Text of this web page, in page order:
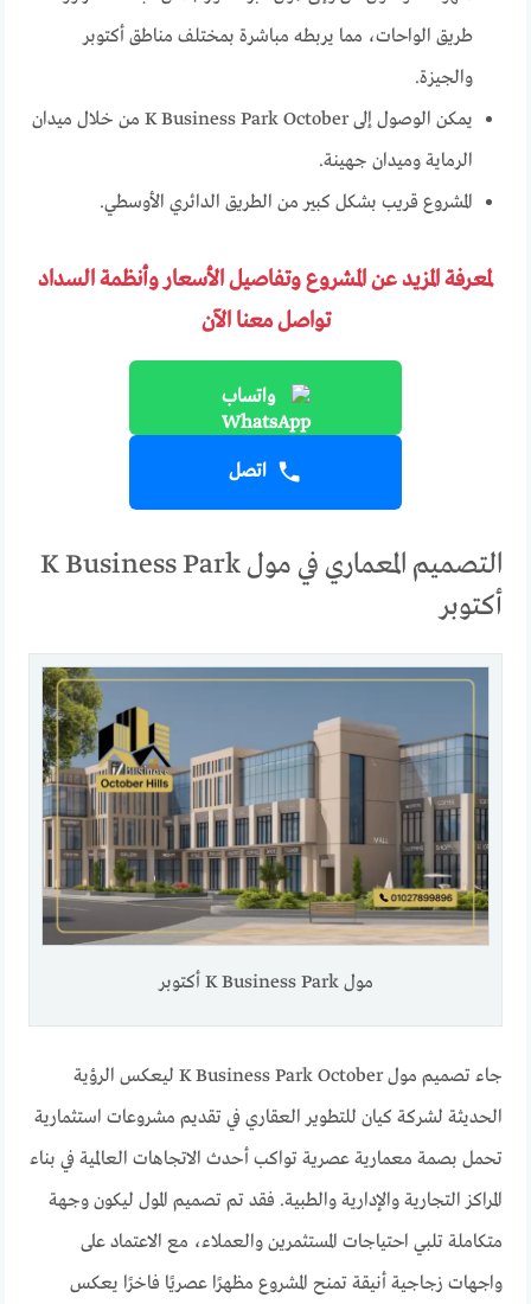
طريق الواحات، مما يربطه مباشرة بمختلف مناطق أكتوبر
والجيزة.
يمكن الوصول إلى K Business Park October من خلال ميدان
الرماية وميدان جهينة.
المشروع قريب بشكل كبير من الطريق الدائري الأوسطي.
لمعرفة المزيد عن المشروع وتفاصيل الأسعار وأنظمة السداد
تواصل معنا الآن
واتساب
اتصل
التصميم المعماري في مول K Business Park
أكتوبر
مول K Business Park أكتوبر
جاء تصميم مول K Business Park October ليعكس الرؤية
الحديثة لشركة كيان للتطوير العقاري في تقديم مشروعات استثمارية
تحمل بصمة معمارية عصرية تواكب أحدث الاتجاهات العالمية في بناء
المراكز التجارية والإدارية والطبية. فقد تم تصميم المول ليكون وجهة
متكاملة تلبي احتياجات المستثمرين والعملاء، مع الاعتماد على
واجهات زجاجية أنيقة تمنح المشروع مظهرًا عصريًا فاخرًا يعكس